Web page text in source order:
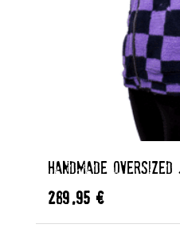
HANDMADE
289,95 €